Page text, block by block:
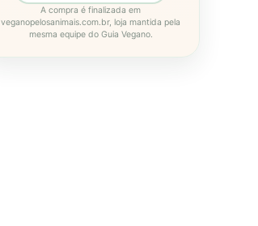
A compra é finalizada em
veganopelosanimais.com.br, loja mantida pela
mesma equipe do Guia Vegano.